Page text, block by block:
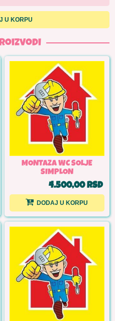
U KORPU
MONTAZA WC SOLJE
SIMPLON
4.500,00 RSD
DODAJ U KORPU